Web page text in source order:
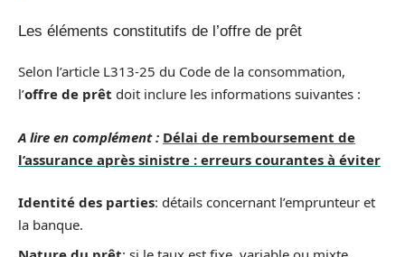
Les éléments constitutifs de l’offre de prêt
Selon l’article L313-25 du Code de la consommation,
l’offre de prêt doit inclure les informations suivantes :
A lire en complément : Délai de remboursement de
l’assurance après sinistre : erreurs courantes à éviter
Identité des parties: détails concernant l’emprunteur et
la banque.